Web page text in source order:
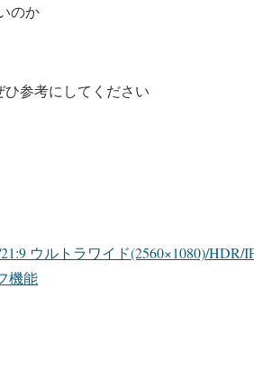
のか
参考にしてください
ウルトラワイド(2560×1080)/HDR/
機能